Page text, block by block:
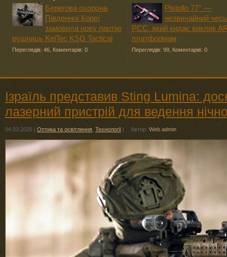
Берегова охорона
Південної Кореї
замовила нову партію
рушниць KelTec KSG Tactical
Переглядів: 46 Коментарів: 0
Pistollo 77° —
незвичайний
PCC, який кидає виклик
платформам
Переглядів: 99 Коментарів: 0
Ізраїль представив Sting Lumina:
лазерний пристрій для ведення
04.03.2026 | Оптика та освітлення Технології | Автор: Web admin